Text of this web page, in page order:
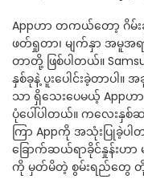
Appဟာ တကယ်တော့ ဂိမ်းခု
ဖတ်ရှုတာ၊ မျက်နှာ အမူအ
တာတို့ ဖြစ်ပါတယ်။
နှစ်ခုနဲ့ ပူးပေါင်းခဲ့တာပ
သာ ရှိသေးပေမယ့် App
ပုံပေါ်ပါတယ်။ ကလေးနှ
ကြာ Appကို အသုံးပြုခဲ့
ခြောက်ဆယ်ရာခိုင်နှုန်းဟ
ကို မှတ်မိတဲ့ စွမ်းရည်တွေ